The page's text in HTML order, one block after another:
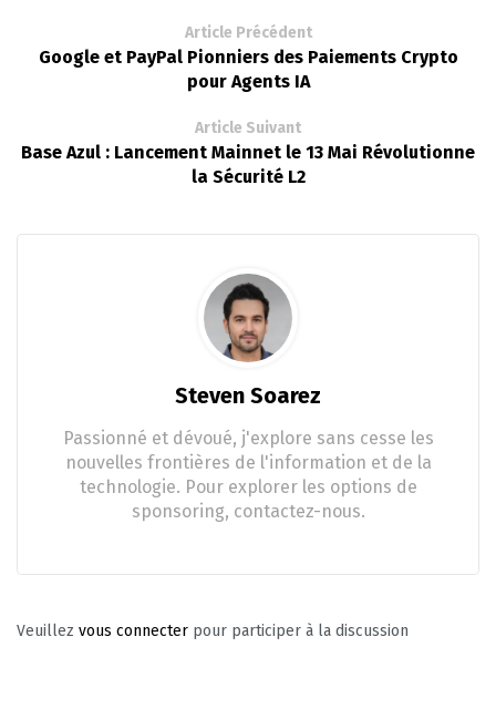
Article Précédent
Google et PayPal Pionniers des Paiements Crypto
pour Agents IA
Article Suivant
Base Azul : Lancement Mainnet le 13 Mai Révolutionne
la Sécurité L2
Steven Soarez
Passionné et dévoué, j'explore sans cesse les
nouvelles frontières de l'information et de la
technologie. Pour explorer les options de
sponsoring, contactez-nous.
Veuillez vous connecter pour participer à la discussion